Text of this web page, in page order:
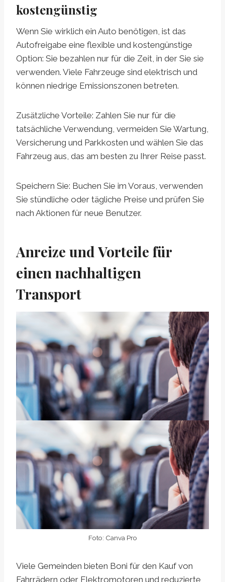
kostengünstig
Wenn Sie wirklich ein Auto benötigen, ist das
Autofreigabe eine flexible und kostengünstige
Option: Sie bezahlen nur für die Zeit, in der Sie sie
verwenden. Viele Fahrzeuge sind elektrisch und
können niedrige Emissionszonen betreten.
Zusätzliche Vorteile: Zahlen Sie nur für die
tatsächliche Verwendung, vermeiden Sie Wartung,
Versicherung und Parkkosten und wählen Sie das
Fahrzeug aus, das am besten zu Ihrer Reise passt.
Speichern Sie: Buchen Sie im Voraus, verwenden
Sie stündliche oder tägliche Preise und prüfen Sie
nach Aktionen für neue Benutzer.
Anreize und Vorteile für
einen nachhaltigen
Transport
Foto: Canva Pro
Viele Gemeinden bieten Boni für den Kauf von
Fahrrädern oder Elektromotoren und reduzierte